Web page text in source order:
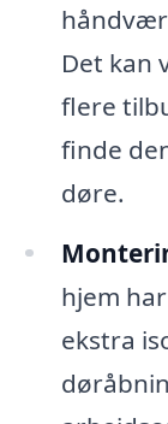
Det kan
flere
finde
døre.
hjem
ekstra